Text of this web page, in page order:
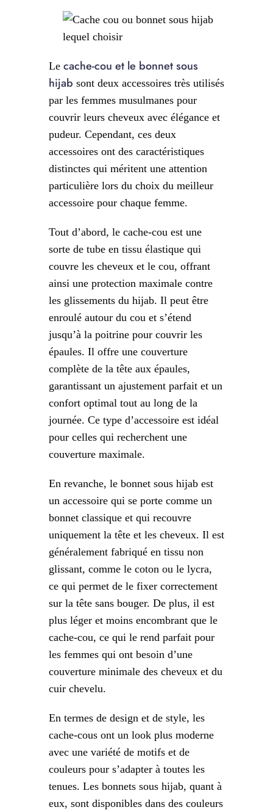
Le cache-cou et le bonnet sous
hijab sont deux accessoires très utilisés
par les femmes musulmanes pour
couvrir leurs cheveux avec élégance et
pudeur. Cependant, ces deux
accessoires ont des caractéristiques
distinctes qui méritent une attention
particulière lors du choix du meilleur
accessoire pour chaque femme.
Tout d’abord, le cache-cou est une
sorte de tube en tissu élastique qui
couvre les cheveux et le cou, offrant
ainsi une protection maximale contre
les glissements du hijab. Il peut être
enroulé autour du cou et s’étend
jusqu’à la poitrine pour couvrir les
épaules. Il offre une couverture
complète de la tête aux épaules,
garantissant un ajustement parfait et un
confort optimal tout au long de la
journée. Ce type d’accessoire est idéal
pour celles qui recherchent une
couverture maximale.
En revanche, le bonnet sous hijab est
un accessoire qui se porte comme un
bonnet classique et qui recouvre
uniquement la tête et les cheveux. Il est
généralement fabriqué en tissu non
glissant, comme le coton ou le lycra,
ce qui permet de le fixer correctement
sur la tête sans bouger. De plus, il est
plus léger et moins encombrant que le
cache-cou, ce qui le rend parfait pour
les femmes qui ont besoin d’une
couverture minimale des cheveux et du
cuir chevelu.
En termes de design et de style, les
cache-cous ont un look plus moderne
avec une variété de motifs et de
couleurs pour s’adapter à toutes les
tenues. Les bonnets sous hijab, quant à
eux, sont disponibles dans des couleurs